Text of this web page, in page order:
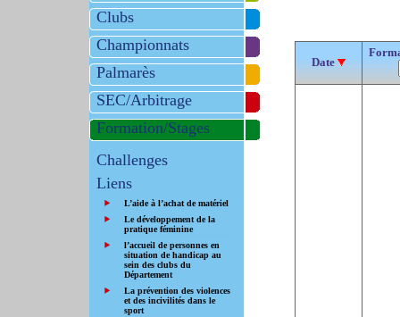
Clubs
Championnats
Palmarès
SEC/Arbitrage
Formation/Stages
Challenges
Liens
L’aide à l’achat de matériel
Le développement de la
pratique féminine
l’accueil de personnes en
situation de handicap au
sein des clubs du
Département
La prévention des violences
et des incivilités dans le
sport
Date